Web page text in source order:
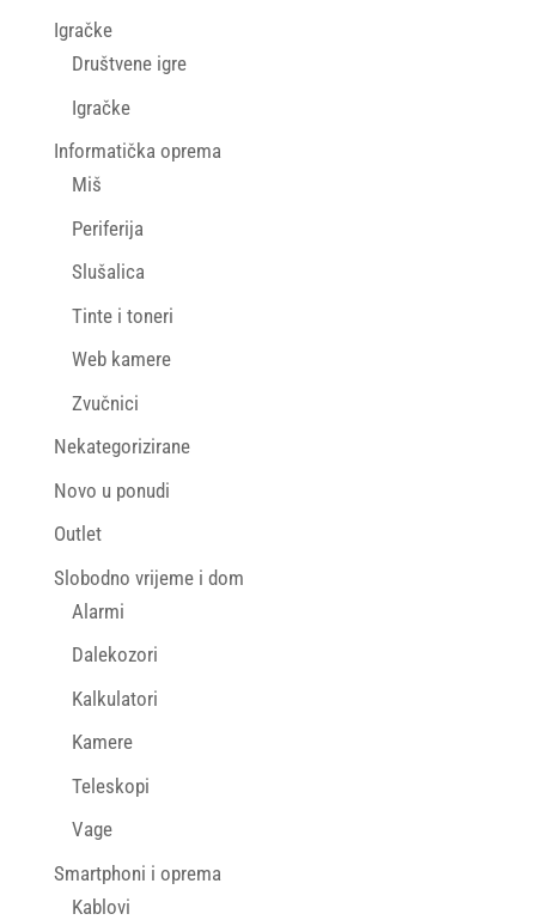
Igračke
Društvene igre
Igračke
Informatička oprema
Miš
Periferija
Slušalica
Tinte i toneri
Web kamere
Zvučnici
Nekategorizirane
Novo u ponudi
Outlet
Slobodno vrijeme i dom
Alarmi
Dalekozori
Kalkulatori
Kamere
Teleskopi
Vage
Smartphoni i oprema
Kablovi